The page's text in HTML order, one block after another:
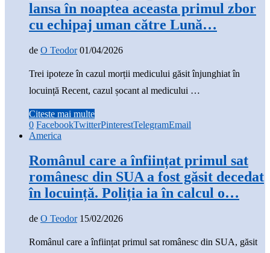
lansa în noaptea aceasta primul zbor
cu echipaj uman către Lună…
de O Teodor 01/04/2026
Trei ipoteze în cazul morții medicului găsit înjunghiat în
locuință Recent, cazul șocant al medicului …
Citeste mai multe
0 FacebookTwitterPinterestTelegramEmail
America
Românul care a înființat primul sat
românesc din SUA a fost găsit decedat
în locuință. Poliția ia în calcul o…
de O Teodor 15/02/2026
Românul care a înființat primul sat românesc din SUA, găsit